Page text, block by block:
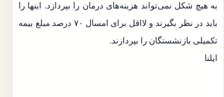
به هیچ شکل نمی‌تواند هزینه‌های درمان را بپردازد. اینها را
باید در نظر بگیرند و لااقل برای امسال ۷۰ درصد مبلغ بیمه
تکمیلی بازنشستگان را بپردازند.
ایلنا